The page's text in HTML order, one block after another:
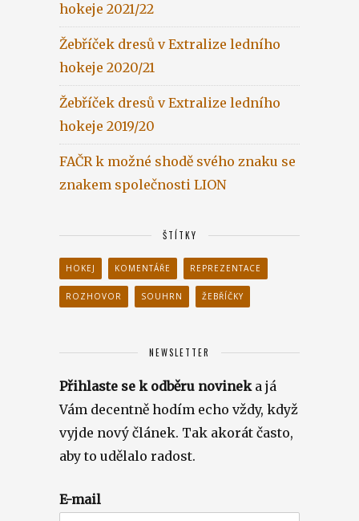
hokeje 2021/22
Žebříček dresů v Extralize ledního
hokeje 2020/21
Žebříček dresů v Extralize ledního
hokeje 2019/20
FAČR k možné shodě svého znaku se
znakem společnosti LION
ŠTÍTKY
HOKEJ KOMENTÁŘE REPREZENTACE
ROZHOVOR SOUHRN ŽEBŘÍČKY
NEWSLETTER
Přihlaste se k odběru novineka já
Vám decentně hodím echo vždy, když
vyjde nový článek. Tak akorát často,
aby to udělalo radost.
E-mail